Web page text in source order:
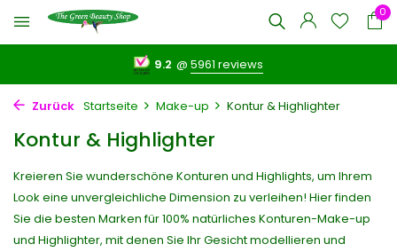
0
9.2 @5961 reviews
Zurück Startseite Make-up Kontur & Highlighter
Kontur & Highlighter
Kreieren Sie wunderschöne Konturen und Highlights, um Ihrem
Look eine unvergleichliche Dimension zu verleihen! Hier finden
Sie die besten Marken für 100% natürliches Konturen-Make-up
und Highlighter, mit denen Sie Ihr Gesicht modellieren und